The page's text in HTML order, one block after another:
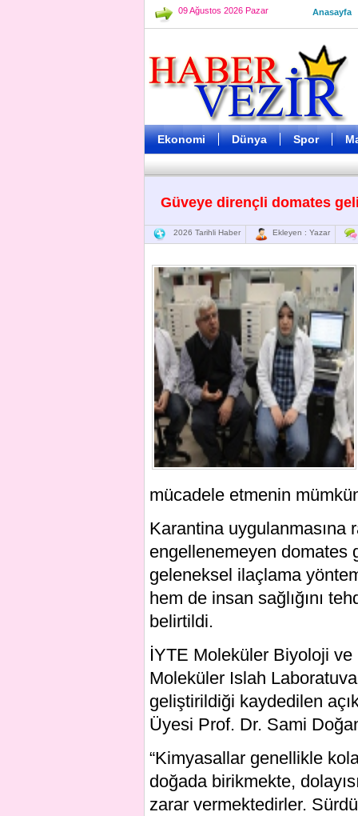
09 Ağustos 2026 Pazar Anasayfa
Ekonomi Dünya Spor
Güveye dirençli domates
2026 Tarihli Haber Ekleyen : Yazar
mücadele etmenin
Karantina uygulanmasına
engellenemeyen domates
geleneksel ilaçlama
hem de insan sağlığını
belirtildi.
İYTE Moleküler Biyoloji
Moleküler Islah
geliştirildiği kaydedilen
Üyesi Prof. Dr. Sami
“Kimyasallar genellikle
doğada birikmekte,
zarar vermektedirler.